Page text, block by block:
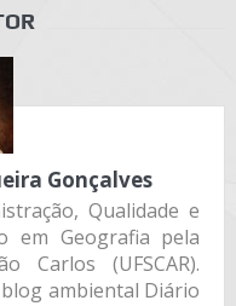
Gonçalves
Qualidade e
em Geografia pela
Carlos (UFSCAR).
ambiental Diário